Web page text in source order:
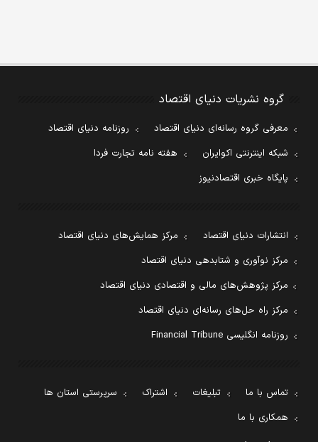
گروه نشریات دنیای اقتصاد
معرفی گروه رسانه‌ای دنیای اقتصاد
روزنامه دنیای اقتصاد
شبکه اینترنتی اکوایران
هفته نامه تجارت فردا
پایگاه خبری اقتصادنیوز
انتشارات دنیای اقتصاد
مرکز همایش‌های دنیای اقتصاد
مرکز نوآوری و شتابدهی دنیای اقتصاد
مرکز پژوهش‌های مالی و اقتصادی دنیای اقتصاد
مرکز راه حل‌های رسانه‌ای دنیای اقتصاد
روزنامه انگلیسی Financial Tribune
تماس با ما تبلیغات اشتراک
سرپرستی استان ها
همکاری با ما